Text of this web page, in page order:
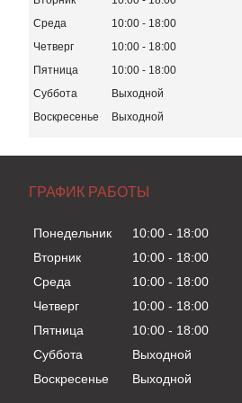
Среда
10:00
18:00
Четверг
10:00
18:00
Пятница
10:00
18:00
Суббота
Выходной
Воскресенье
Выходной
ГРАФИК РАБОТЫ
Понедельник 10:00
18:00
Вторник
10:00
18:00
Среда
10:00
18:00
Четверг
10:00
18:00
Пятница
10:00
18:00
Суббота
Выходной
Воскресенье
Выходной